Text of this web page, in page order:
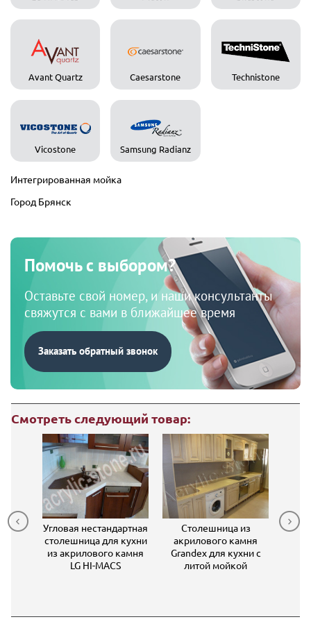
Avant Quartz Caesarstone Technistone
Vicostone Samsung Radianz
Интегрированная мойка
Город Брянск
Помочь с выбором?
Оставьте свой номер, и наши консультанты
свяжутся с вами в ближайшее время
Заказать обратный звонок
Смотреть следующий товар:
Угловая нестандартная
столешница для кухни
из акрилового камня
LG HI-MACS
Столешница из
акрилового камня
Grandex для кухни с
литой мойкой